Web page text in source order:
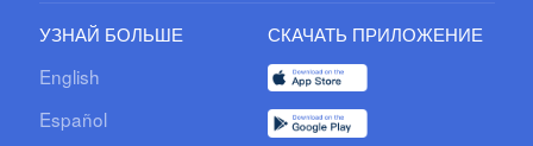
УЗНАЙ БОЛЬШЕ
English
Español
СКАЧАТЬ ПРИЛОЖЕНИЕ